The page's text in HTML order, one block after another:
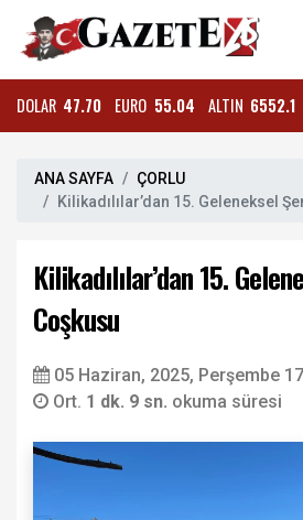
DOLAR 47.70 EURO 55.04 ALTIN 6552.1
ANA SAYFA
ÇORLU
Kilikadılılar’dan 15. Geleneksel
Kilikadılılar’dan 15.
Coşkusu
05 Haziran, 2025, Perşembe
Ort. 1 dk. 9 sn. okuma süresi